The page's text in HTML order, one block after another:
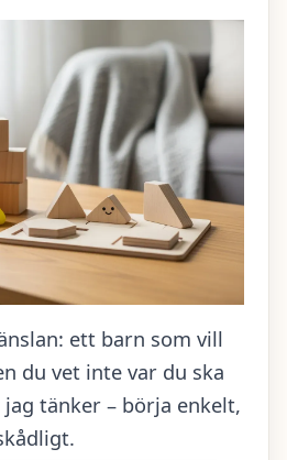
ett barn som vill
du vet inte var du ska
tänker – börja enkelt,